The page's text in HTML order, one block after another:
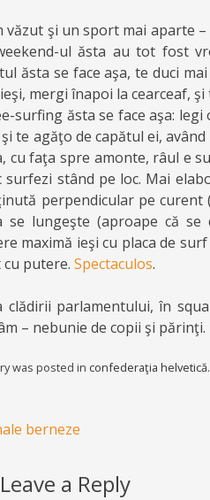
văzut şi un sport mai aparte
ul ăsta au tot fost
ăsta se face aşa, te duci
mergi înapoi la cearceaf, şi
surfing ăsta se face aşa:
te agăţo de capătul ei,
cu faţa spre amonte, râul e
surfezi stând pe loc. Mai
perpendicular pe
se lungeşte (aproape că
maximă ieşi cu placa de
putere. Spectaculos.
clădirii parlamentului, în
– nebunie de copii şi părinţi.
was posted in confederaţia helvetică
berneze
Leave a Reply